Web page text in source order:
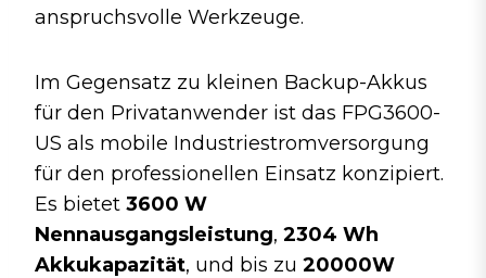
anspruchsvolle Werkzeuge.
Im Gegensatz zu kleinen Backup-Akkus
für den Privatanwender ist das FPG3600-
US als mobile Industriestromversorgung
für den professionellen Einsatz konzipiert.
Es bietet 3600 W
Nennausgangsleistung, 2304 Wh
Akkukapazität, und bis zu 20000W